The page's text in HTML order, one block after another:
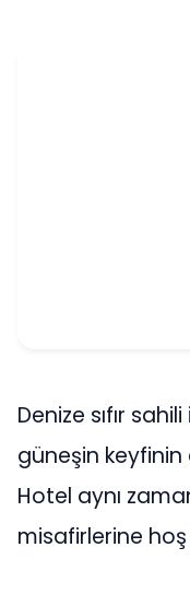
Denize sıfır
güneşin keyfinin
Hotel aynı
misafirlerine